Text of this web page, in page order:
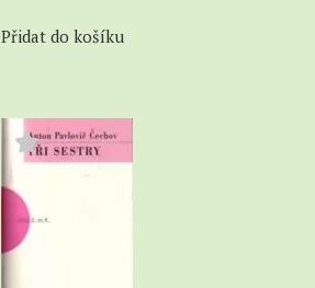
Přidat do košíku